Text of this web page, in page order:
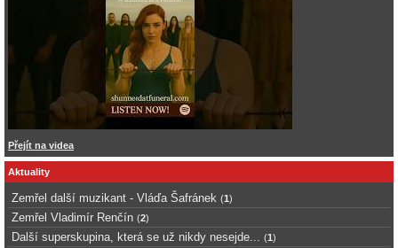
Přejít na videa
Aktuality
Zemřel další muzikant - Vláďa Šafránek (1)
Zemřel Vladimír Renčín (2)
Další superskupina, která se už nikdy nesejde... (1)